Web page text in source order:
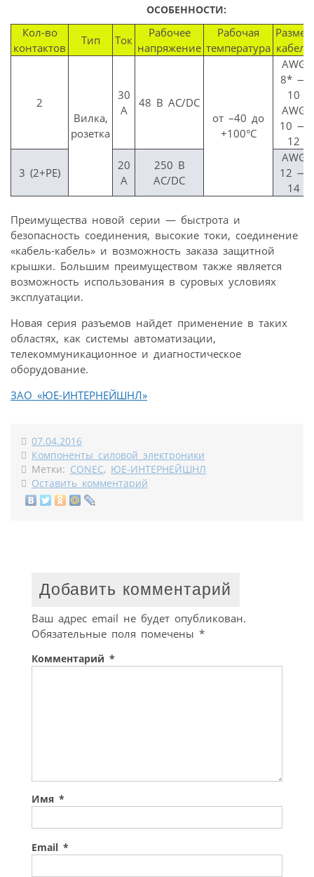
ОСОБЕННОСТИ:
Кол-во
контактов
Тип Ток
Рабочее
напряжение
Рабочая
температура
Размер
кабеля
2
Вилка,
розетка
30
A
48 В AC/DC
от –40 до
+100°C
AWG
8* —
10
AWG
10 —
12
3 (2+PE)
20
A
250 В
AC/DC
AWG
12 —
14
Преимущества новой серии — быстрота и
безопасность соединения, высокие токи, соединение
«кабель-кабель» и возможность заказа защитной
крышки. Большим преимуществом также является
возможность использования в суровых условиях
эксплуатации.
Новая серия разъемов найдет применение в таких
областях, как системы автоматизации,
телекоммуникационное и диагностическое
оборудование.
ЗАО «ЮЕ-ИНТЕРНЕЙШНЛ»
07.04.2016
Компоненты силовой электроники
Метки: CONEC, ЮЕ-ИНТЕРНЕЙШНЛ
Оставить комментарий
Добавить комментарий
Ваш адрес email не будет опубликован.
Обязательные поля помечены *
Комментарий *
Имя *
Email *